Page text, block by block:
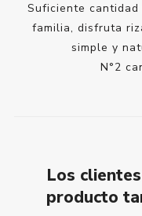
Suficiente
familia, disfruta
simple y
N°2
Los
producto